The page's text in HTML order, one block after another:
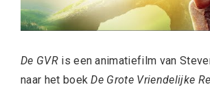
De GVRis een animatiefilm van
naar het boekDe Grote Vriendelijke